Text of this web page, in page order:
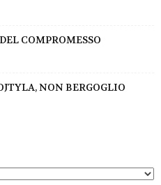
COMPROMESSO
NON BERGOGLIO